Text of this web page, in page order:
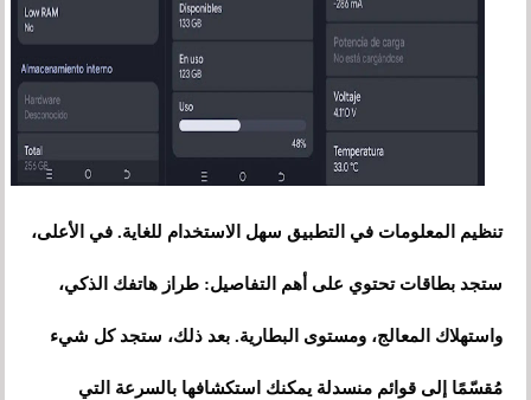
تنظيم المعلومات في التطبيق سهل الاستخدام للغاية. في الأعلى،
ستجد بطاقات تحتوي على أهم التفاصيل: طراز هاتفك الذكي،
واستهلاك المعالج، ومستوى البطارية. بعد ذلك، ستجد كل شيء
مُقسّمًا إلى قوائم منسدلة يمكنك استكشافها بالسرعة التي